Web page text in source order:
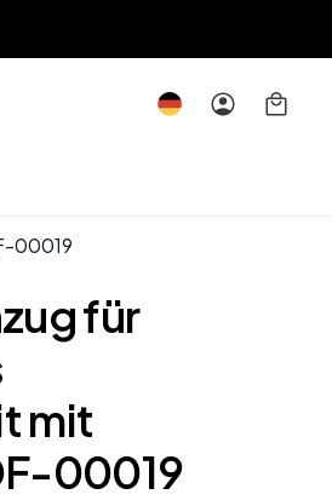
00019
für
mit
00019